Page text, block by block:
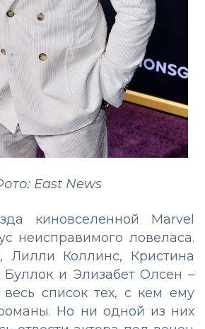
East News
киновселенной Marvel
неисправимого ловеласа.
Лилли Коллинс, Кристина
и Элизабет Олсен –
список тех, с кем ему
Но ни одной из них